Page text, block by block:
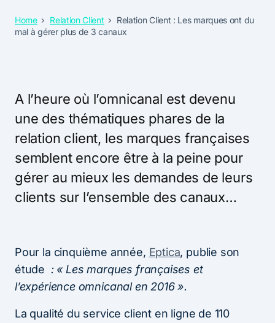
Home Relation Client
Relation Client : Les marques ont du
mal à gérer plus de 3 canaux
A l’heure où l’omnicanal est devenu
une des thématiques phares de la
relation client, les marques françaises
semblent encore être à la peine pour
gérer au mieux les demandes de leurs
clients sur l’ensemble des canaux…
Pour la cinquième année, Eptica, publie son
étude : « Les marques françaises et
l’expérience omnicanal en 2016 ».
La qualité du service client en ligne de 110